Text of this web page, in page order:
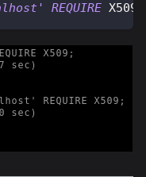
REQUIRE X509